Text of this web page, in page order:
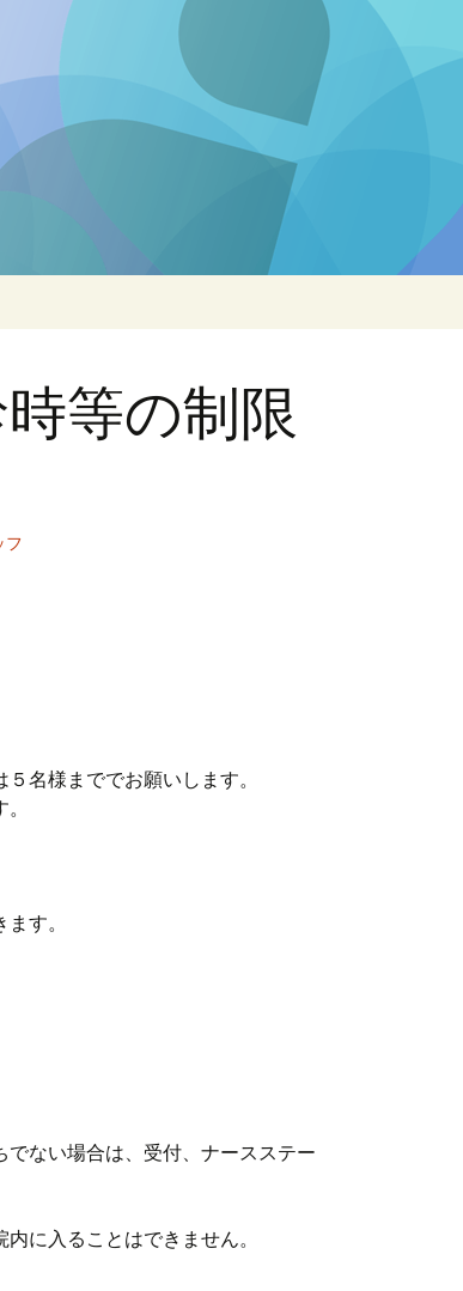
等の制限
フ
名様まででお願いします。
す。
ない場合は、受付、ナースステー
に入ることはできません。